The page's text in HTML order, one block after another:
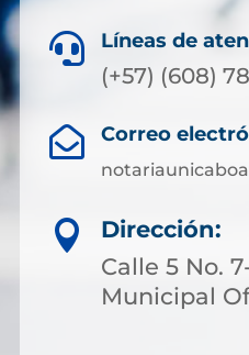
 Líneas de
(+57) (608)
 Correo

Dirección:
Calle 5 No.
Municipal